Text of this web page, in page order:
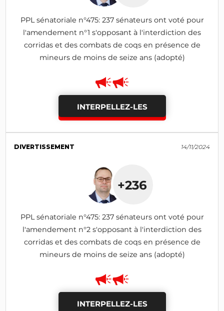
PPL sénatoriale n°475: 237 sénateurs ont voté pour
l'amendement n°1 s'opposant à l'interdiction des
corridas et des combats de coqs en présence de
mineurs de moins de seize ans (adopté)
INTERPELLEZ-LES
DIVERTISSEMENT 14/11/2024
+236
PPL sénatoriale n°475: 237 sénateurs ont voté pour
l'amendement n°2 s'opposant à l'interdiction des
corridas et des combats de coqs en présence de
mineurs de moins de seize ans (adopté)
INTERPELLEZ-LES